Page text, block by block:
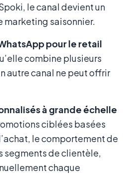
le canal devient un
marketing saisonnier.
pour le retail
combine plusieurs
autre canal ne peut offrir
à grande échelle
ciblées basées
le comportement de
segments de clientèle,
chaque